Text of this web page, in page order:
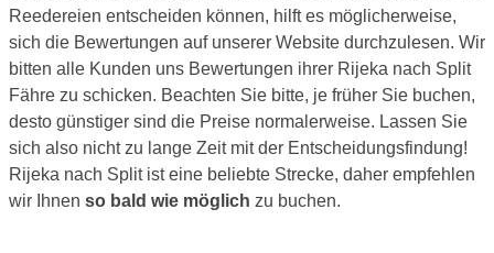
Reedereien entscheiden können, hilft es möglicherweise,
sich die Bewertungen auf unserer Website durchzulesen. Wir
bitten alle Kunden uns Bewertungen ihrer Rijeka nach Split
Fähre zu schicken. Beachten Sie bitte, je früher Sie buchen,
desto günstiger sind die Preise normalerweise. Lassen Sie
sich also nicht zu lange Zeit mit der Entscheidungsfindung!
Rijeka nach Split ist eine beliebte Strecke, daher empfehlen
wir Ihnen so bald wie möglich zu buchen.